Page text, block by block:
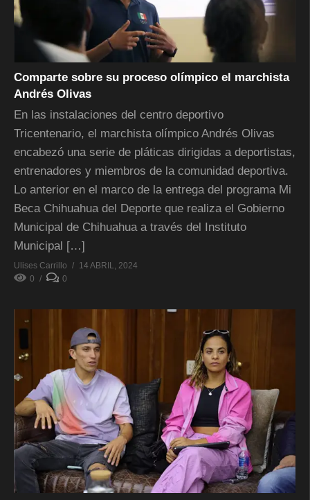
Comparte sobre su proceso olímpico el marchista
Andrés Olivas
En las instalaciones del centro deportivo
Tricentenario, el marchista olímpico Andrés Olivas
encabezó una serie de pláticas dirigidas a deportistas,
entrenadores y miembros de la comunidad deportiva.
Lo anterior en el marco de la entrega del programa Mi
Beca Chihuahua del Deporte que realiza el Gobierno
Municipal de Chihuahua a través del Instituto
Municipal […]
Ulises Carrillo
14 ABRIL, 2024
0
0